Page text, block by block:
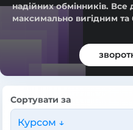
надійних обмінників.
максимально вигідним
Сортувати за
Курсом ↓